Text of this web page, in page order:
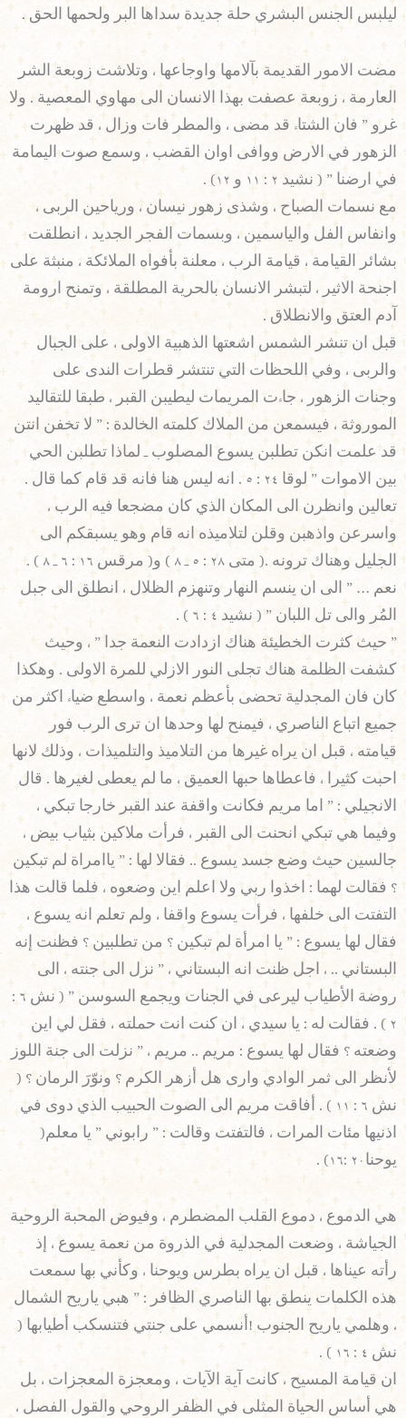
ليلبس الجنس البشري حلة جديدة سداها البر ولحمها الحق .
مضت الامور القديمة بآلامها واوجاعها ، وتلاشت زوبعة الشر
العارمة ، زوبعة عصفت بهذا الانسان الى مهاوي المعصية . ولا
غرو ” فان الشتاء قد مضى ، والمطر فات وزال ، قد ظهرت
الزهور في الارض ووافى اوان القضب ، وسمع صوت اليمامة
في ارضنا ” ( نشيد ٢ : ١١ و ١٢) .
مع نسمات الصباح ، وشذى زهور نيسان ، ورياحين الربى ،
وانفاس الفل والياسمين ، وبسمات الفجر الجديد ، انطلقت
بشائر القيامة ، قيامة الرب ، معلنة بأفواه الملائكة ، منبثة على
اجنحة الاثير ، لتبشر الانسان بالحرية المطلقة ، وتمنح ارومة
آدم العتق والانطلاق .
قبل ان تنشر الشمس اشعتها الذهبية الاولى ، على الجبال
والربى ، وفي اللحظات التي تنتشر قطرات الندى على
وجنات الزهور ، جاءت المريمات ليطيبن القبر ، طبقا للتقاليد
الموروثة ، فيسمعن من الملاك كلمته الخالدة : ” لا تخفن انتن
قد علمت انكن تطلبن يسوع المصلوب ـ لماذا تطلبن الحي
بين الاموات ” لوقا ٢٤ : ٥ . انه ليس هنا فانه قد قام كما قال .
تعالين وانظرن الى المكان الذي كان مضجعا فيه الرب ،
واسرعن واذهبن وقلن لتلاميذه انه قام وهو يسبقكم الى
الجليل وهناك ترونه .( متى ٢٨ : ٥ ـ ٨ ) و( مرقس ١٦ : ٦ ـ ٨ ) .
نعم … ” الى ان ينسم النهار وتنهزم الظلال ، انطلق الى جبل
المُر والى تل اللبان ” ( نشيد ٤ : ٦ ) .
” حيث كثرت الخطيئة هناك ازدادت النعمة جدا ” ، وحيث
كشفت الظلمة هناك تجلى النور الازلي للمرة الاولى . وهكذا
كان فان المجدلية تحضى بأعظم نعمة ، واسطع ضياء اكثر من
جميع اتباع الناصري ، فيمنح لها وحدها ان ترى الرب فور
قيامته ، قبل ان يراه غيرها من التلاميذ والتلميذات ، وذلك لانها
احبت كثيرا ، فاعطاها حبها العميق ، ما لم يعطى لغيرها . قال
الانجيلي : ” اما مريم فكانت واقفة عند القبر خارجا تبكي ،
وفيما هي تبكي انحنت الى القبر ، فرأت ملاكين بثياب بيض ،
جالسين حيث وضع جسد يسوع .. فقالا لها : ” ياامراة لم تبكين
؟ فقالت لهما : اخذوا ربي ولا اعلم اين وضعوه ، فلما قالت هذا
التفتت الى خلفها ، فرأت يسوع واقفا ، ولم تعلم انه يسوع ،
فقال لها يسوع : ” يا امرأة لم تبكين ؟ من تطلبين ؟ فظنت إنه
البستاني .. ، اجل ظنت انه البستاني ، ” نزل الى جنته ، الى
روضة الأطياب ليرعى في الجنات ويجمع السوسن ” ( نش ٦ :
٢ ) . فقالت له : يا سيدي ، ان كنت انت حملته ، فقل لي اين
وضعته ؟ فقال لها يسوع : مريم .. مريم ، ” نزلت الى جنة اللوز
لأنظر الى ثمر الوادي وارى هل أزهر الكرم ؟ ونوّرَ الرمان ؟ (
نش ٦ : ١١ ) . أفاقت مريم الى الصوت الحبيب الذي دوى في
اذنيها مئات المرات ، فالتفتت وقالت : ” رابوني ” يا معلم(
يوحنا٢٠ :١٦) .
هي الدموع ، دموع القلب المضطرم ، وفيوض المحبة الروحية
الجياشة ، وضعت المجدلية في الذروة من نعمة يسوع ، إذ
رأته عيناها ، قبل ان يراه بطرس ويوحنا ، وكأني بها سمعت
هذه الكلمات ينطق بها الناصري الظافر : ” هبي ياريح الشمال
، وهلمي ياريح الجنوب !أنسمي على جنتي فتنسكب أطيابها (
نش ٤ : ١٦ ) .
ان قيامة المسيح ، كانت آية الآيات ، ومعجزة المعجزات ، بل
هي أساس الحياة المثلى في الظفر الروحي والقول الفصل ،